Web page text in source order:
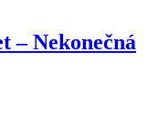
– Nekonečná